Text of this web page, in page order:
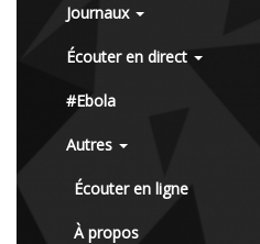
Journaux
Écouter en direct
#Ebola
Autres
Écouter en ligne
À propos